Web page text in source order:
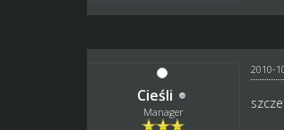
Cieśli
Manager
2010-